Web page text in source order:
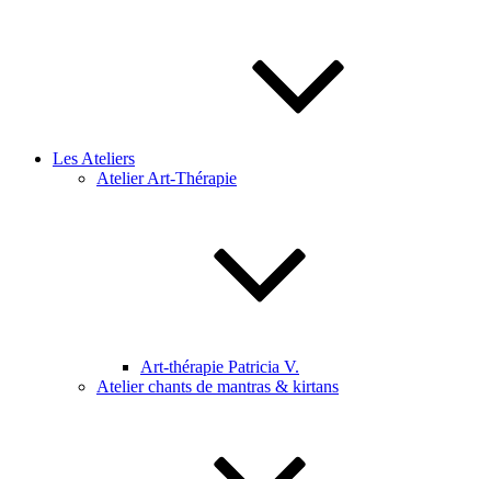
Les Ateliers
Atelier Art-Thérapie
Art-thérapie Patricia V.
Atelier chants de mantras & kirtans